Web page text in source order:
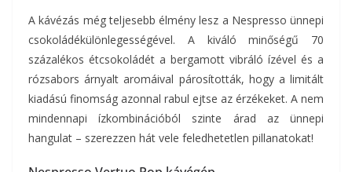
A kávézás még teljesebb élmény lesz a Nespresso ünnepi
csokoládékülönlegességével. A kiváló minőségű 70
százalékos étcsokoládét a bergamott vibráló ízével és a
rózsabors árnyalt aromáival párosították, hogy a limitált
kiadású finomság azonnal rabul ejtse az érzékeket. A nem
mindennapi ízkombinációból szinte árad az ünnepi
hangulat – szerezzen hát vele feledhetetlen pillanatokat!